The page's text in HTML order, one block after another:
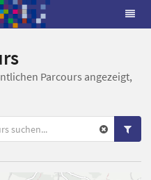
Parcours angezeigt,